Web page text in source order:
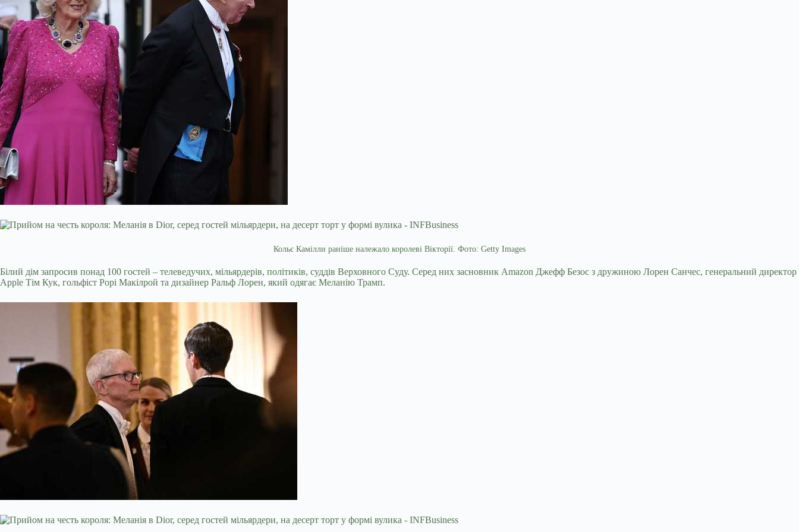
Кольє Камілли раніше належало королеві Вікторії. Фото: Getty Images
Білий дім запросив понад 100 гостей – телеведучих, мільярдерів, політиків, суддів Верховного Суду. Серед них засновник Amazon Джефф Безос з дружиною Лорен Санчес, генеральний директор
Apple Тім Кук, гольфіст Рорі Макілрой та дизайнер Ральф Лорен, який одягає Меланію Трамп.